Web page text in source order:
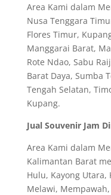
Area Kami dalam
Nusa Tenggara
Flores Timur,
Manggarai Barat,
Rote Ndao, Sabu
Barat Daya, Sumba
Tengah Selatan,
Kupang.
Jual Souvenir Jam
Area Kami dalam
Kalimantan Barat
Hulu, Kayong Utara,
Melawi, Mempawah,